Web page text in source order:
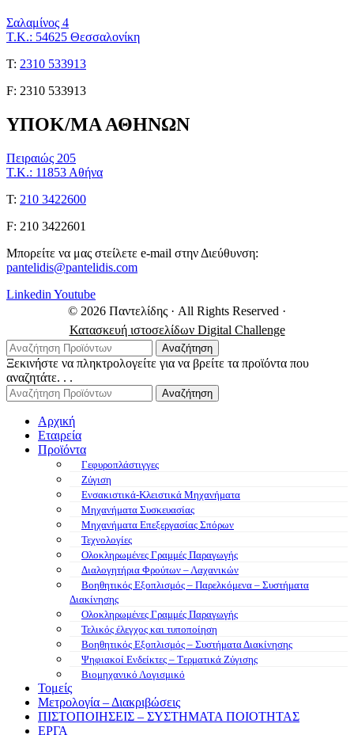
Σαλαμίνος 4
Τ.Κ.: 54625 Θεσσαλονίκη
Τ: 2310 533913
F: 2310 533913
ΥΠΟΚ/ΜΑ ΑΘΗΝΩΝ
Πειραιώς 205
Τ.Κ.: 11853 Αθήνα
Τ: 210 3422600
F: 210 3422601
Μπορείτε να μας στείλετε e-mail στην Διεύθυνση:
pantelidis@pantelidis.com
Linkedin Youtube
© 2026 Παντελίδης · All Rights Reserved ·
Κατασκευή ιστοσελίδων Digital Challenge
Αναζήτηση
Ξεκινήστε να πληκτρολογείτε για να βρείτε τα προϊόντα που
αναζητάτε. . .
Αναζήτηση
Αρχική
Εταιρεία
Προϊόντα
Γεφυροπλάστιγγες
Ζύγιση
Ενσακιστικά-Κλειστικά Μηχανήματα
Μηχανήματα Συσκευασίας
Μηχανήματα Επεξεργασίας Σπόρων
Τεχνολογίες
Ολοκληρωμένες Γραμμές Παραγωγής
Διαλογητήρια Φρούτων – Λαχανικών
Βοηθητικός Εξοπλισμός – Παρελκόμενα – Συστήματα
Διακίνησης
Ολοκληρωμένες Γραμμές Παραγωγής
Τελικός έλεγχος και τυποποίηση
Βοηθητικός Εξοπλισμός – Συστήματα Διακίνησης
Ψηφιακοί Ενδείκτες – Tερματικά Ζύγισης
Βιομηχανικό Λογισμικό
Τομείς
Μετρολογία – Διακριβώσεις
ΠΙΣΤΟΠΟΙΗΣΕΙΣ – ΣΥΣΤΗΜΑΤΑ ΠΟΙΟΤΗΤΑΣ
ΕΡΓΑ